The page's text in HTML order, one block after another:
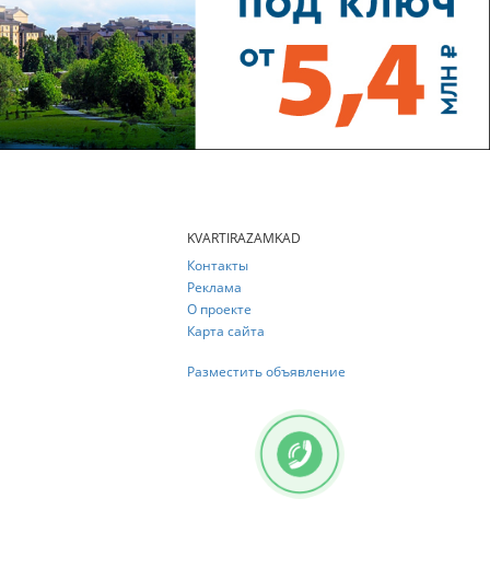
KVARTIRAZAMKAD
Контакты
Реклама
О проекте
Карта сайта
Разместить объявление